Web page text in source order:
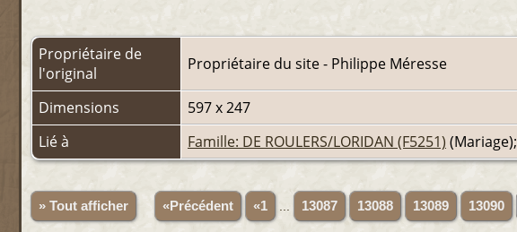
Propriétaire de
l'original
Propriétaire du site - Philippe Méresse
Dimensions
597 x 247
Lié à
Famille: DE ROULERS/LORIDAN (F5251) (Mariage);
» Tout afficher «Précédent «1 13087 13088 13089 13090